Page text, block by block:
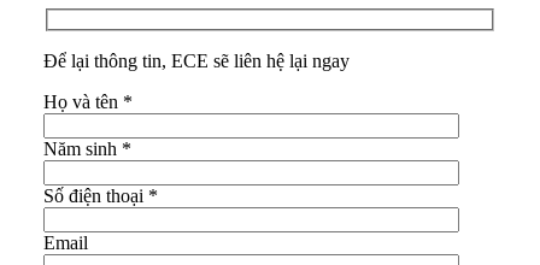
Để lại thông tin, ECE sẽ liên hệ lại ngay
Họ và tên *
Năm sinh *
Số điện thoại *
Email